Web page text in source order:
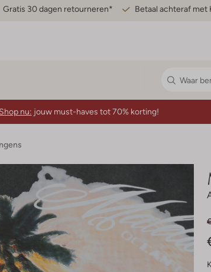
Gratis 30 dagen retourneren* Betaal achteraf met
Shop nu: jouw must-haves tot 70% korting!